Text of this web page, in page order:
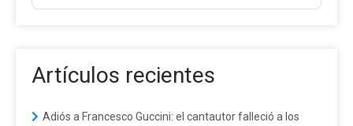
Artículos recientes
Adiós a Francesco Guccini: el cantautor falleció a los